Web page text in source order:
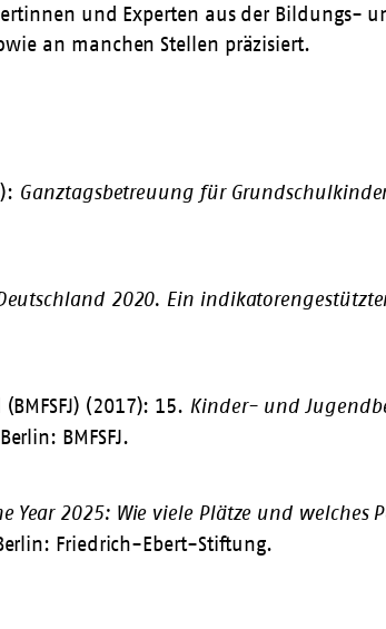
und Experten aus der Bildungs-
an manchen Stellen präzisiert.
Ganztagsbetreuung für
2020. Ein
(2017): 15. Kinder- und
BMFSFJ.
Year 2025: Wie viele Plätze und welches
Friedrich-Ebert-Stiftung.